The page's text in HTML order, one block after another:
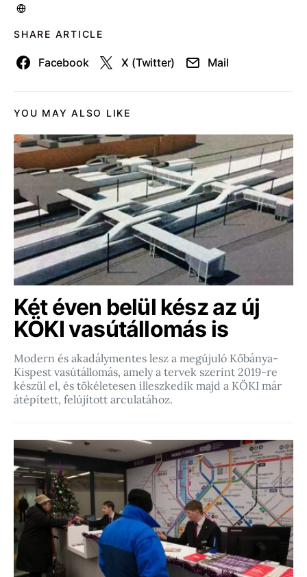
SHARE ARTICLE
Facebook X (Twitter) Mail
YOU MAY ALSO LIKE
Két éven belül kész az új
KÖKI vasútállomás is
Modern és akadálymentes lesz a megújuló Kőbánya-
Kispest vasútállomás, amely a tervek szerint 2019-re
készül el, és tökéletesen illeszkedik majd a KÖKI már
átépített, felújított arculatához.